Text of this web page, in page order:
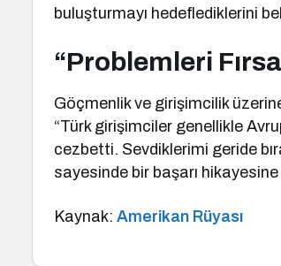
buluşturmayı hedeflediklerini
“Problemleri
Göçmenlik ve girişimcilik
“Türk girişimciler genellikle
cezbetti. Sevdiklerimi geride
sayesinde bir başarı
Kaynak:Amerikan Rüyası